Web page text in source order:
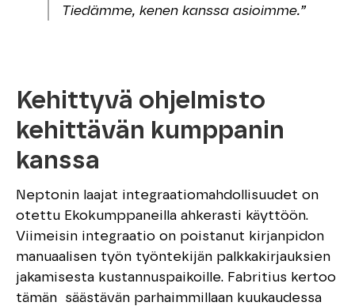
Tiedämme, kenen kanssa asioimme.”
Kehittyvä ohjelmisto
kehittävän kumppanin
kanssa
Neptonin laajat integraatiomahdollisuudet on
otettu Ekokumppaneilla ahkerasti käyttöön.
Viimeisin integraatio on poistanut kirjanpidon
manuaalisen työn työntekijän palkkakirjauksien
jakamisesta kustannuspaikoille. Fabritius kertoo
tämän säästävän parhaimmillaan kuukaudessa